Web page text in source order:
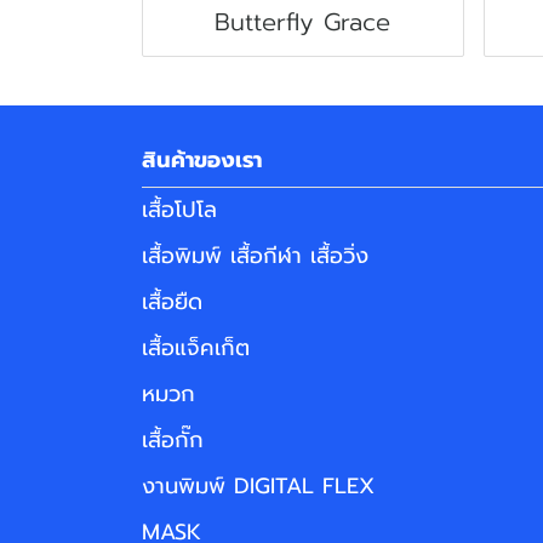
Butterfly Grace
สินค้าของเรา
เสื้อโปโล
เสื้อพิมพ์ เสื้อกีฬา เสื้อวิ่ง
เสื้อยืด
เสื้อแจ็คเก็ต
หมวก
เสื้อกั๊ก
งานพิมพ์ DIGITAL FLEX
MASK